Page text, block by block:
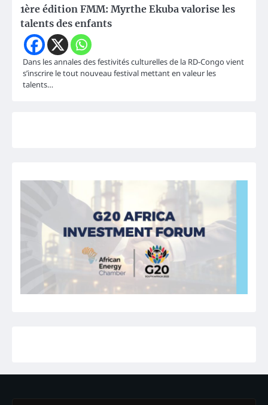
1ère édition FMM: Myrthe Ekuba valorise les
talents des enfants
Dans les annales des festivités culturelles de la RD-Congo vient
s’inscrire le tout nouveau festival mettant en valeur les
talents…